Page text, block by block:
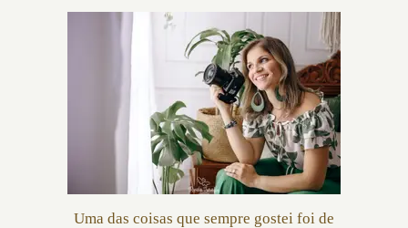
Uma das coisas que sempre gostei foi de